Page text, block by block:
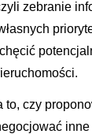
zebranie
czy